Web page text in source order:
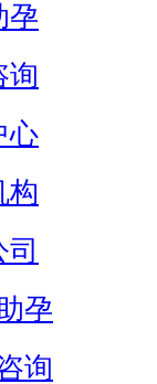
孕
询
心
构
孕
询